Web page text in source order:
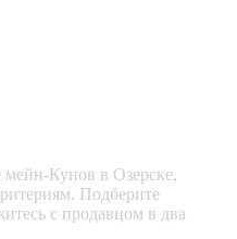
Кунов в Озерске,
Подберите
с продавцом в два